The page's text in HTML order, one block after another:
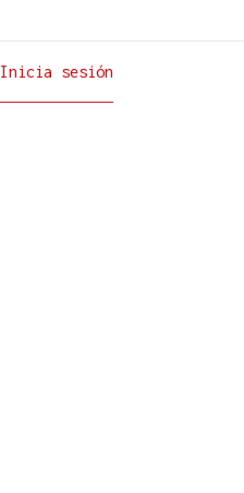
Inicia sesión